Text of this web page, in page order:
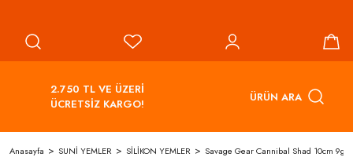
2.750 TL VE ÜZERİ
ÜCRETSİZ KARGO!
ÜRÜN ARA
Anasayfa SUNİ YEMLER SİLİKON YEMLER Savage Gear Cannibal Shad 10cm